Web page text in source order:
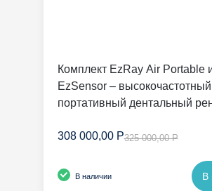
Комплект EzRay Air Portable
EzSensor – высокочастотный
портативный дентальный
308 000,00 Р325 000,00 Р
В наличии В